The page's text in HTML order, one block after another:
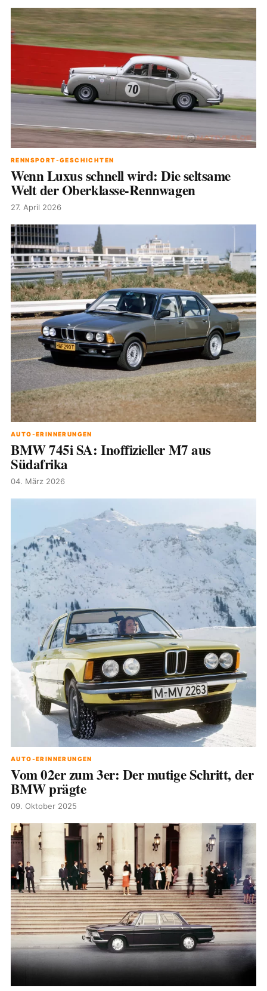
RENNSPORT-GESCHICHTEN
Wenn Luxus schnell wird: Die seltsame
Welt der Oberklasse-Rennwagen
27. April 2026
AUTO-ERINNERUNGEN
BMW 745i SA: Inoffizieller M7 aus
Südafrika
04. März 2026
AUTO-ERINNERUNGEN
Vom 02er zum 3er: Der mutige Schritt, der
BMW prägte
09. Oktober 2025